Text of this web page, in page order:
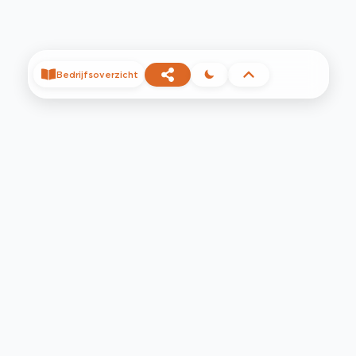
Bedrijfsoverzicht